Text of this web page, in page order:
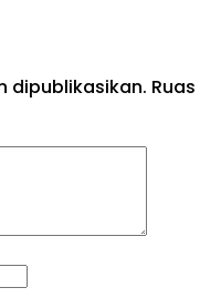
dipublikasikan. Ruas